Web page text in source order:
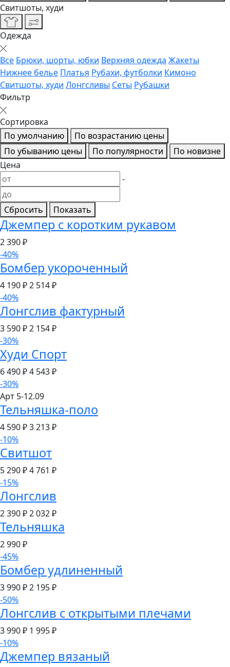
Свитшоты, худи
Одежда
Все Брюки, шорты, юбки Верхняя одежда Жакеты
Нижнее белье Платья Рубахи, футболки Кимоно
Свитшоты, худи Лонгсливы Сеты Рубашки
Фильтр
Сортировка
По умолчанию
По возрастанию цены
По убыванию цены
По популярности
По новизне
Цена
-
Сбросить Показать
Джемпер с коротким рукавом
2 390₽
-40%
Бомбер укороченный
4 190 ₽2 514₽
-40%
Лонгслив фактурный
3 590 ₽2 154₽
-30%
Худи Спорт
6 490 ₽4 543₽
-30%
Арт 5-12.09
Тельняшка-поло
4 590 ₽3 213₽
-10%
Свитшот
5 290 ₽4 761 ₽
-15%
Лонгслив
2 390 ₽2 032₽
Тельняшка
2 990₽
-45%
Бомбер удлиненный
3 990 ₽2 195₽
-50%
Лонгслив с открытыми плечами
3 990 ₽ 1 995₽
-10%
Джемпер вязаный